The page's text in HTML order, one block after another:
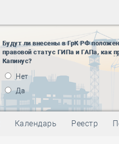
Будут ли внесены в ГрК РФ
правовой статус ГИПа и ГАПа, как
Капинус?
Нет
Да
Календарь Реестр